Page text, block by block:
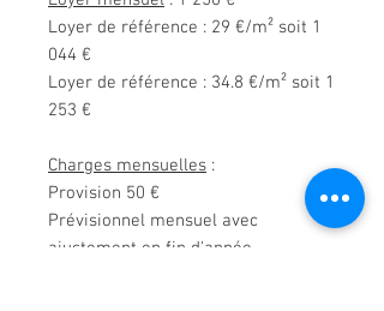
Loyer de référence : 29 €/m² soit 1
044 €
Loyer de référence : 34.8 €/m² soit 1
253 €
Charges mensuelles :
Provision 50 €
Prévisionnel mensuel avec
ajustement en fin d'année